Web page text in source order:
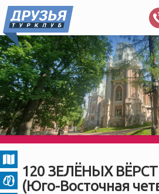
120 ЗЕЛЁНЫХ
(Юго-Восточная